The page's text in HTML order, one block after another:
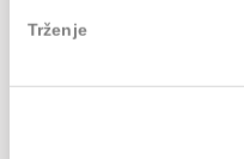
Trženje
Moje delo je skladno